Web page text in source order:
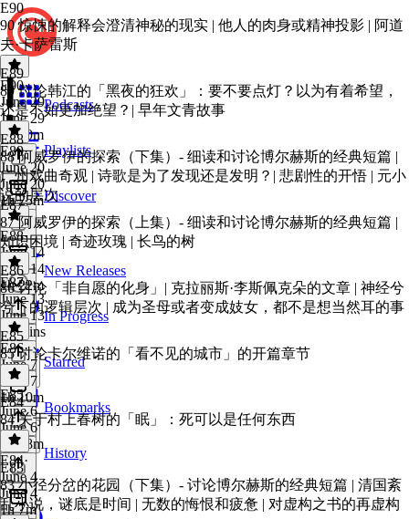
Podcasts
Playlists
Discover
New Releases
In Progress
Starred
Bookmarks
History
E90
90 惊悚的解释会澄清神秘的现实 | 他人的肉身或精神投影 | 阿道
夫·卡萨雷斯
E90·
June 29
June 29
1h 20m
E89
89 讨论韩江的「黑夜的狂欢」：要不要点灯？以为有着希望，
还是不如更加绝望？| 早年文青故事
E89·
June 20
June 20
1h 25m
E88
88 阿威罗伊的探索（下集）- 细读和讨论博尔赫斯的经典短篇 |
广州戏曲奇观 | 诗歌是为了发现还是发明？| 悲剧性的开悟 | 元小
说的层次
E88·
June 14
June 14
1h 22m
E87
87 阿威罗伊的探索（上集）- 细读和讨论博尔赫斯的经典短篇 |
知识困境 | 奇迹玫瑰 | 长鸟的树
E87·
June 13
June 13
56 mins
E86
86 讨论「非自愿的化身」| 克拉丽斯·李斯佩克朵的文章 | 神经兮
兮下的逻辑层次 | 成为圣母或者变成妓女，都不是想当然耳的事
E86·
June 7
June 7
1h 10m
E85
85 讨论卡尔维诺的「看不见的城市」的开篇章节
E85·
June 6
June 6
1h 18m
E84
84 关于村上春树的「眠」：死可以是任何东西
E84·
June 4
June 4
1h 7m
E83
83 小径分岔的花园（下集）- 讨论博尔赫斯的经典短篇 | 清国紊
乱小说，谜底是时间 | 无数的悔恨和疲惫 | 对虚构之书的再虚构